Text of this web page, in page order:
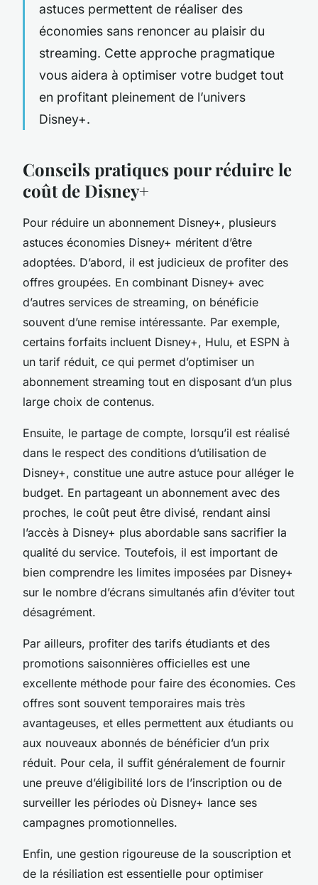
astuces permettent de réaliser des
économies sans renoncer au plaisir du
streaming. Cette approche pragmatique
vous aidera à optimiser votre budget tout
en profitant pleinement de l’univers
Disney+.
Conseils pratiques pour réduire le
coût de Disney+
Pour réduire un abonnement Disney+, plusieurs
astuces économies Disney+ méritent d’être
adoptées. D’abord, il est judicieux de profiter des
offres groupées. En combinant Disney+ avec
d’autres services de streaming, on bénéficie
souvent d’une remise intéressante. Par exemple,
certains forfaits incluent Disney+, Hulu, et ESPN à
un tarif réduit, ce qui permet d’optimiser un
abonnement streaming tout en disposant d’un plus
large choix de contenus.
Ensuite, le partage de compte, lorsqu’il est réalisé
dans le respect des conditions d’utilisation de
Disney+, constitue une autre astuce pour alléger le
budget. En partageant un abonnement avec des
proches, le coût peut être divisé, rendant ainsi
l’accès à Disney+ plus abordable sans sacrifier la
qualité du service. Toutefois, il est important de
bien comprendre les limites imposées par Disney+
sur le nombre d’écrans simultanés afin d’éviter tout
désagrément.
Par ailleurs, profiter des tarifs étudiants et des
promotions saisonnières officielles est une
excellente méthode pour faire des économies. Ces
offres sont souvent temporaires mais très
avantageuses, et elles permettent aux étudiants ou
aux nouveaux abonnés de bénéficier d’un prix
réduit. Pour cela, il suffit généralement de fournir
une preuve d’éligibilité lors de l’inscription ou de
surveiller les périodes où Disney+ lance ses
campagnes promotionnelles.
Enfin, une gestion rigoureuse de la souscription et
de la résiliation est essentielle pour optimiser